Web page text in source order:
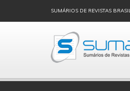
SUMÁRIOS DE REVISTAS